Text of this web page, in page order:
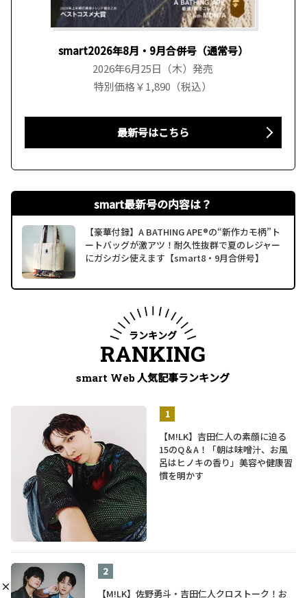
smart2026年8月・9月合併号（通常号）
2026年6月25日（木）発売
特別価格￥1,890（税込）
最新号はこちら
smart最新号の内容は？
【豪華付録】A BATHING APE®の“新作カモ柄”ト
ートバッグが激アツ！耐久性抜群で夏のレジャー
にガシガシ使えます【smart8・9月合併号】
ランキング
RANKING
smart Web 人気記事ランキング
【M!LK】吉田仁人の素顔に迫る
15のQ＆A！「朝は味噌汁、お風
呂はヒノキの香り」美容や健康習
慣を明かす
【M!LK】佐野勇斗・吉田仁人クロストーク！お